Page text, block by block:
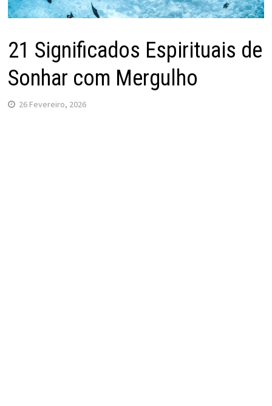
21 Significados Espirituais de
Sonhar com Mergulho
26 Fevereiro, 2026